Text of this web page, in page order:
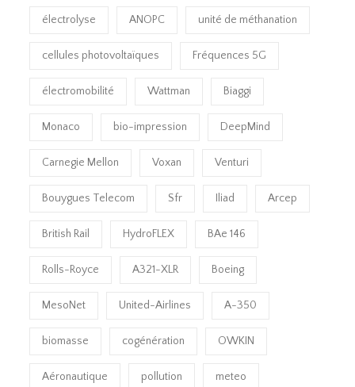
électrolyse ANOPC unité de méthanation
cellules photovoltaïques Fréquences 5G
électromobilité Wattman Biaggi
Monaco bio-impression DeepMind
Carnegie Mellon Voxan Venturi
Bouygues Telecom Sfr Iliad Arcep
British Rail HydroFLEX BAe 146
Rolls-Royce A321-XLR Boeing
MesoNet United-Airlines A-350
biomasse cogénération OWKIN
Aéronautique pollution meteo